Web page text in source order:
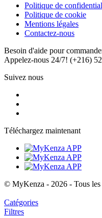
Politique de
Politique de cookie
Mentions légales
Contactez-nous
Besoin d'aide pour
Appelez-nous 24/7! (+216)
Suivez nous
Téléchargez maintenant
© MyKenza - 2026 - Tous les
Catégories
Filtres